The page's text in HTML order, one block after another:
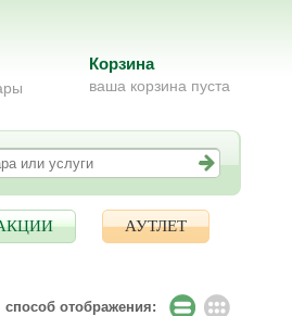
Корзина
ваша корзина пуста
АУТЛЕТ
способ отображения: